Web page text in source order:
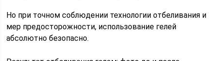
Но при точном соблюдении технологии отбеливания и
мер предосторожности, использование гелей
абсолютно безопасно.